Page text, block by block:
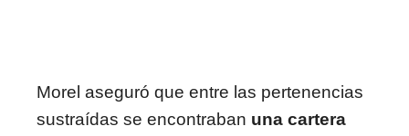
Morel aseguró que entre las pertenencias
sustraídas se encontraban una cartera